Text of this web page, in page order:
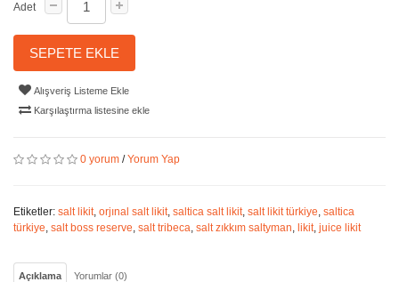
Adet
SEPETE EKLE
Alışveriş Listeme Ekle
Karşılaştırma listesine ekle
0 yorum /Yorum Yap
Etiketler: salt likit, orjınal salt likit, saltica salt likit, salt likit türkiye, saltica
türkiye, salt boss reserve, salt tribeca, salt zıkkım saltyman, likit, juice likit
Açıklama Yorumlar (0)